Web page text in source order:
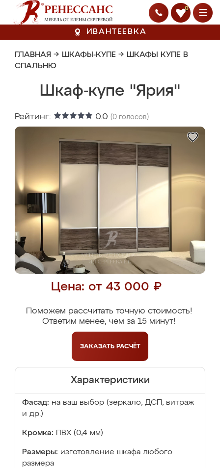
0
ИВАНТЕЕВКА
ГЛАВНАЯ → ШКАФЫ-КУПЕ → ШКАФЫ КУПЕ В
СПАЛЬНЮ
Шкаф-купе "Ярия"
Рейтинг: 0.0 (0 голосов)
Цена: от 43 000 ₽
Поможем рассчитать точную стоимость!
Ответим менее, чем за 15 минут!
ЗАКАЗАТЬ РАСЧЁТ
Характеристики
Фасад: на ваш выбор (зеркало, ДСП, витраж
и др.)
Кромка: ПВХ (0,4 мм)
Размеры: изготовление шкафа любого
размера